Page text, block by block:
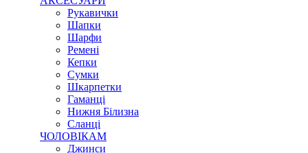
Рукавички
Шапки
Шарфи
Ремені
Кепки
Сумки
Шкарпетки
Гаманці
Нижня Білизна
Сланці
ЧОЛОВІКАМ
Джинси